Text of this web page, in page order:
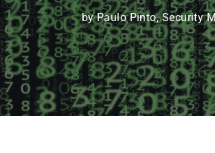
by Paulo Pinto, Security